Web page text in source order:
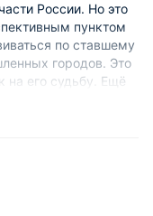
России. Но это
пунктом
по ставшему
городов. Это
на его судьбу. Ещё
добывать нефть,
в первую
город имеет
— это упрощает
делает